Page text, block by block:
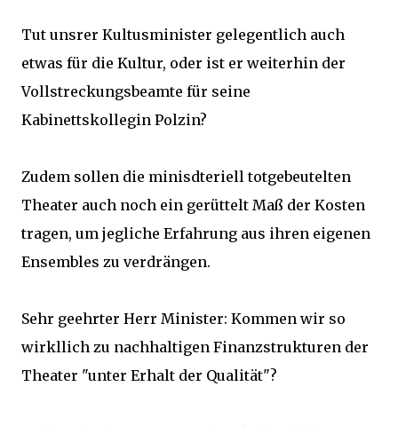
Tut unsrer Kultusminister gelegentlich auch
etwas für die Kultur, oder ist er weiterhin der
Vollstreckungsbeamte für seine
Kabinettskollegin Polzin?
Zudem sollen die minisdteriell totgebeutelten
Theater auch noch ein gerüttelt Maß der Kosten
tragen, um jegliche Erfahrung aus ihren eigenen
Ensembles zu verdrängen.
Sehr geehrter Herr Minister: Kommen wir so
wirkllich zu nachhaltigen Finanzstrukturen der
Theater "unter Erhalt der Qualität"?